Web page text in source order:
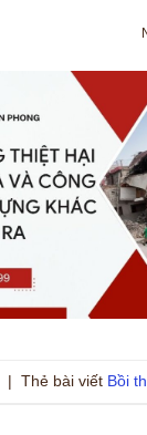
| Thẻ bài viết Bồi